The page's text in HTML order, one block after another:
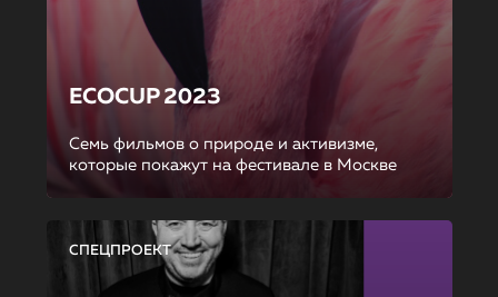
ECOCUP 2023
Семь фильмов о природе и активизме,
которые покажут на фестивале в Москве
СПЕЦПРОЕКТ